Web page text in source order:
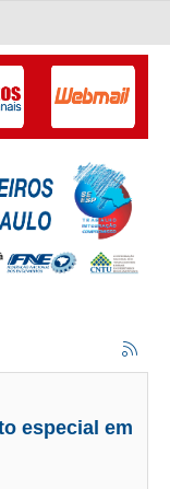
especial em